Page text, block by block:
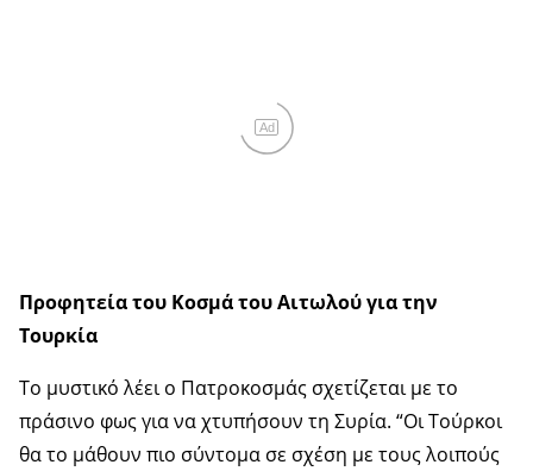
Ad
Προφητεία του Κοσμά του Αιτωλού για την
Τουρκία
Το μυστικό λέει ο Πατροκοσμάς σχετίζεται με το
πράσινο φως για να χτυπήσουν τη Συρία. “Οι Τούρκοι
θα το μάθουν πιο σύντομα σε σχέση με τους λοιπούς